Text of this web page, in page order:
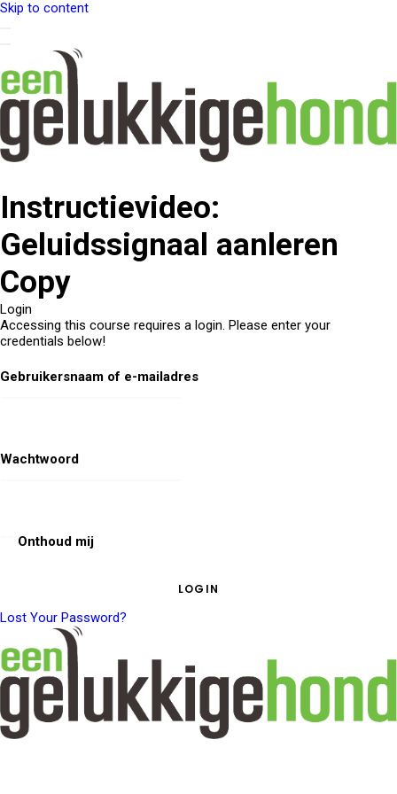
Skip to content
Instructievideo:
Geluidssignaal aanleren
Copy
Login
Accessing this course requires a login. Please enter your
credentials below!
Gebruikersnaam of e-mailadres
Wachtwoord
Onthoud mij
Lost Your Password?